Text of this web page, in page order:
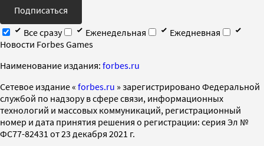
Подписаться
Все сразу
Еженедельная
Ежедневная
Новости Forbes Games
Наименование издания: forbes.ru
Cетевое издание « forbes.ru » зарегистрировано Федеральной
службой по надзору в сфере связи, информационных
технологий и массовых коммуникаций, регистрационный
номер и дата принятия решения о регистрации: серия Эл №
ФС77-82431 от 23 декабря 2021 г.